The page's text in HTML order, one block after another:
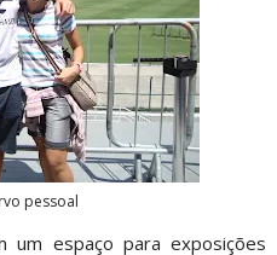
pessoal
um espaço para exposições